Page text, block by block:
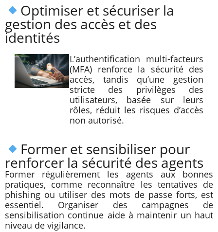
Optimiser et sécuriser la
gestion des accès et des
identités
L’authentification multi-facteurs
(MFA) renforce la sécurité des
accès, tandis qu’une gestion
stricte des privilèges des
utilisateurs, basée sur leurs
rôles, réduit les risques d’accès
non autorisé.
Former et sensibiliser pour
renforcer la sécurité des agents
Former régulièrement les agents aux bonnes
pratiques, comme reconnaître les tentatives de
phishing ou utiliser des mots de passe forts, est
essentiel. Organiser des campagnes de
sensibilisation continue aide à maintenir un haut
niveau de vigilance.